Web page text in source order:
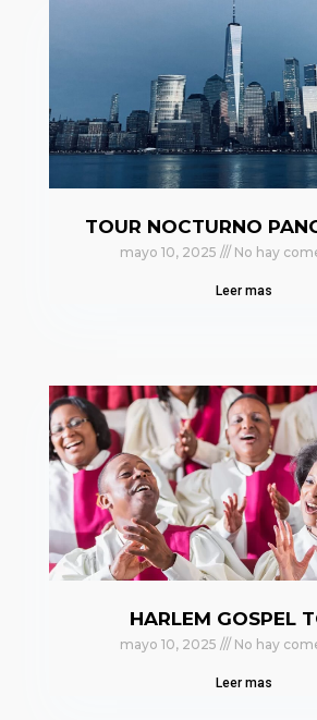
TOUR NOCTURNO
mayo 10, 2025 No hay
Leer mas
HARLEM GOSPEL
mayo 10, 2025 No hay
Leer mas